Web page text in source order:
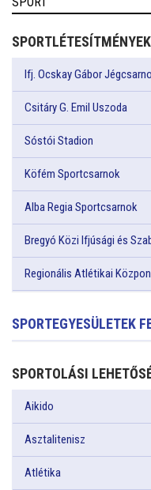
SPORTLÉTESÍTMÉNYEK
Ifj. Ocskay Gábor
Csitáry G. Emil Uszoda
Sóstói Stadion
Köfém Sportcsarnok
Alba Regia Sportcsarnok
Bregyó Közi Ifjúsági és
Regionális Atlétikai
SPORTEGYESÜLETEK
SPORTOLÁSI
Aikido
Asztalitenisz
Atlétika